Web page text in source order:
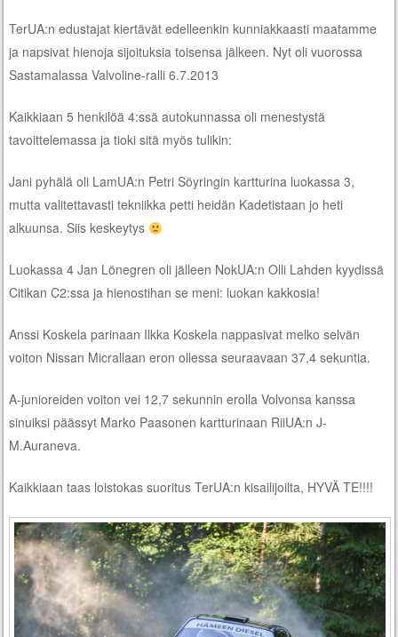
TerUA:n edustajat kiertävät edelleenkin kunniakkaasti maatamme
ja napsivat hienoja sijoituksia toisensa jälkeen. Nyt oli vuorossa
Sastamalassa Valvoline-ralli 6.7.2013
Kaikkiaan 5 henkilöä 4:ssä autokunnassa oli menestystä
tavoittelemassa ja tioki sitä myös tulikin:
Jani pyhälä oli LamUA:n Petri Söyringin kartturina luokassa 3,
mutta valitettavasti tekniikka petti heidän Kadetistaan jo heti
alkuunsa. Siis keskeytys
Luokassa 4 Jan Lönegren oli jälleen NokUA:n Olli Lahden kyydissä
Citikan C2:ssa ja hienostihan se meni: luokan kakkosia!
Anssi Koskela parinaan Ilkka Koskela nappasivat melko selvän
voiton Nissan Micrallaan eron ollessa seuraavaan 37,4 sekuntia.
A-junioreiden voiton vei 12,7 sekunnin erolla Volvonsa kanssa
sinuiksi päässyt Marko Paasonen kartturinaan RiiUA:n J-
M.Auraneva.
Kaikkiaan taas loistokas suoritus TerUA:n kisailijoilta, HYVÄ TE!!!!